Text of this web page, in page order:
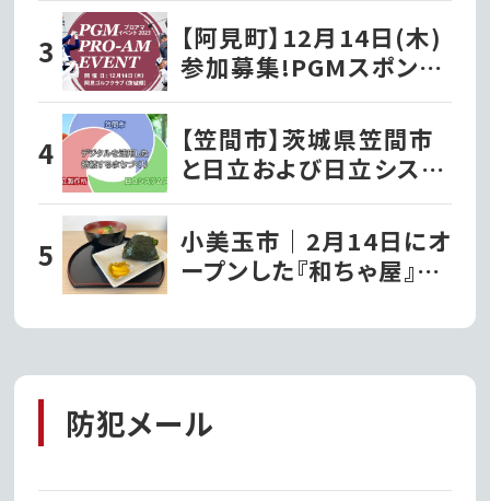
で発売開始!!
【阿見町】12月14日(木)
参加募集!PGMスポンサ
ーシップ契約プロが出演
する『PGMプロアマイベ
ント2023』を開催!!
【笠間市】茨城県笠間市
と日立および日立システ
ムズが、デジタルを活用
した持続するまちづくり
の実現に向け連携協定
を締結!!第一弾事業とし
始!
小美玉市｜2月14日にオ
ープンした『和ちゃ屋』で
いただきました!!
防犯メール